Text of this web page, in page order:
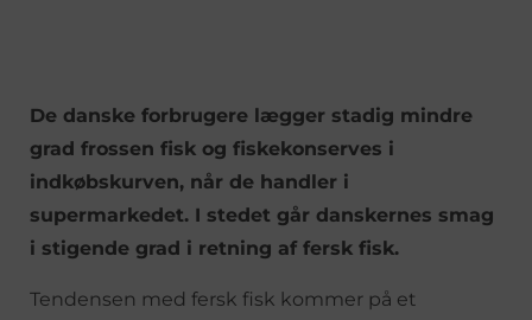
De danske forbrugere lægger stadig mindre
grad frossen fisk og fiskekonserves i
indkøbskurven, når de handler i
supermarkedet. I stedet går danskernes smag
i stigende grad i retning af fersk fisk.
Tendensen med fersk fisk kommer på et